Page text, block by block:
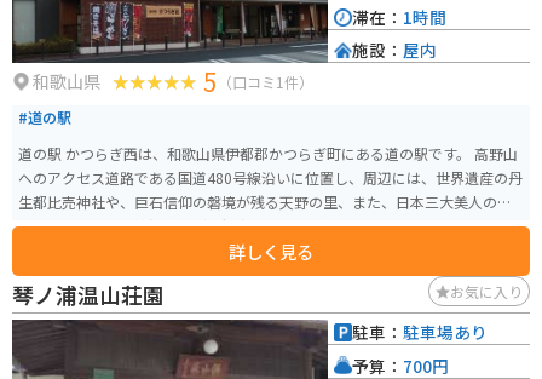
和歌山県 5 （口コミ1件）
#道の駅
道の駅 かつらぎ西は、和歌山県伊都郡かつらぎ町にある道の駅です。 高野山
へのアクセス道路である国道480号線沿いに位置し、周辺には、世界遺産の丹
生都比売神社や、巨石信仰の磐境が残る天野の里、また、日本三大美人の湯
として知られる龍神温泉などの観光スポットがあります。 道の駅には、地元
の新鮮な農産物を販売する農産物直売所や、地元食材を使った料理が楽しめ
るレストランがあります。 バイクで訪れる場合、道の駅から高野山へのワイ
ンディングロードは、景色も良く、ツーリングにおすすめです。 また、かつ
らぎ町は、柿や桃などの果物の一大産地としても知られています。 特に、富
有柿は有名で、秋には道の駅でも販売されます。
詳しく見る
滞在： 1時間
施設： 屋内
琴ノ浦温山荘園 お気に入り
駐車： 駐車場あり
予算： 700円